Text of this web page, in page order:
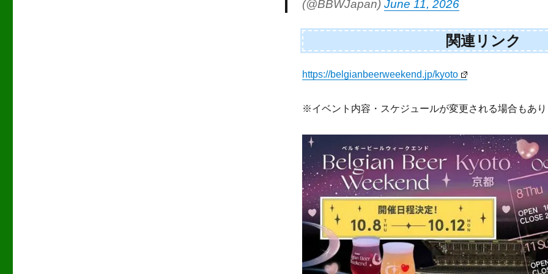
(@BBWJapan)June 11, 2026
関連リンク
https://belgianbeerweekend.jp/kyoto
※イベント内容・スケジュールが変更される場合もあ